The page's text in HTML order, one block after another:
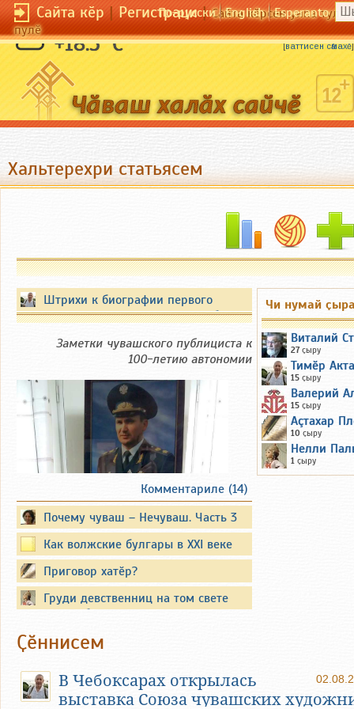
Сайта кӗр|Регистраци|Сайта кӗрсен унпа
пулӗ
По-русски English Esperanto
+18.5 °C Мӗн акнӑ, ҫав шӑтать.
[ваттисен сӑмахӗ]
Хальтерехри статьясем
Чи нумай
Виталий
27ҫыру
Тимӗр
15 ҫыру
Валерий
15 ҫыру
Аçтахар
10 ҫыру
Нелли
1 ҫыру
Штрихи к биографии первого
Президента Чувашской Республики
Заметки чувашского публициста к
100-летию автономии
Вместо предисловия
Существуют официальные
опубликованные биографии
известных политиков. Они также
Но все события и обстоятельства из
их жизни объять невозможно. Между
тем, иногда самое интересное
остаётся неизвестным
Комментариле (14)
Почему чуваш – Нечуваш. Часть 3
Как волжские булгары в XXI веке
татарами стали
Приговор хатӗр?
Груди девственниц на том свете
кусать будут змеи злые...
Ҫӗннисем
В Чебоксарах открылась
выставка Союза чувашских